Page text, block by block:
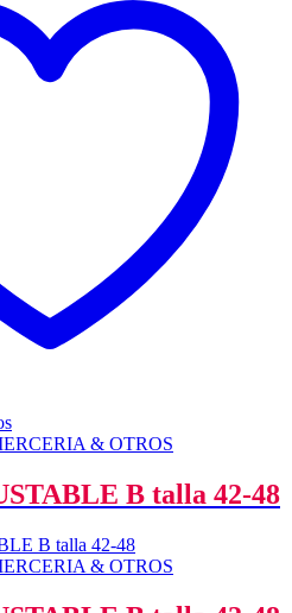
& OTROS
B talla 42-48
& OTROS